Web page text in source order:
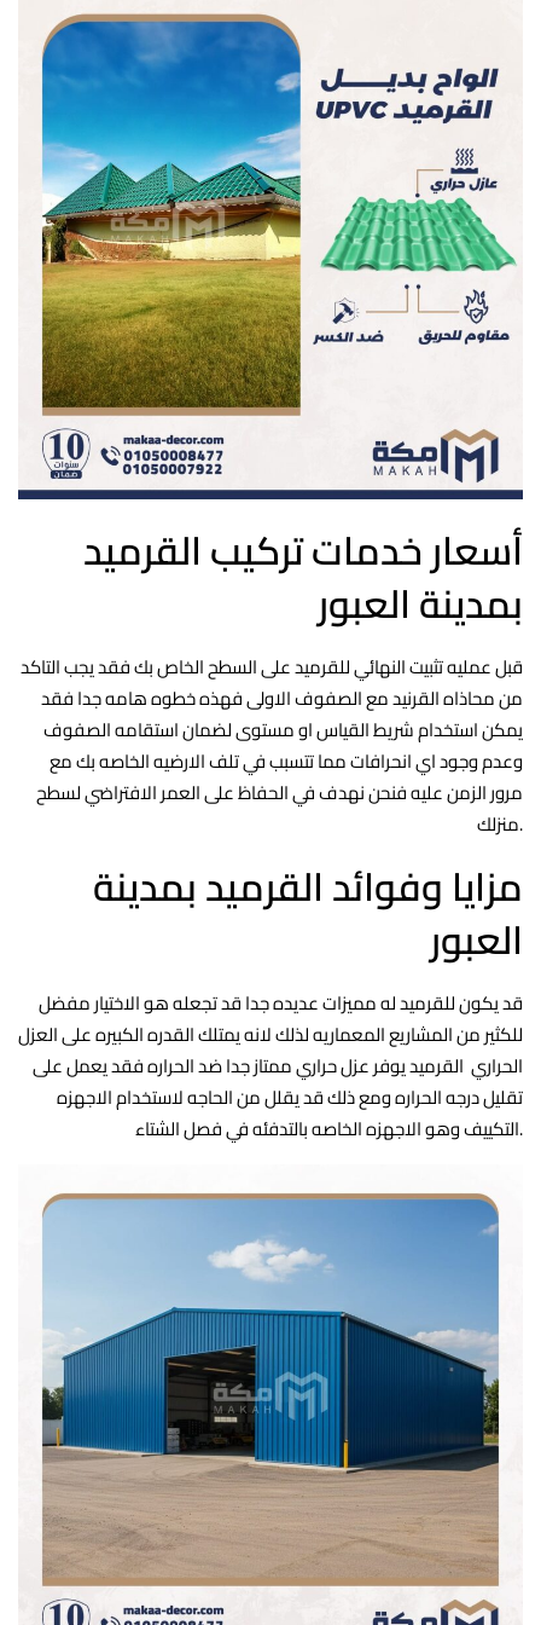
أسعار خدمات تركيب القرميد
بمدينة العبور
قبل عمليه تثبيت النهائي للقرميد على السطح الخاص بك فقد يجب التاكد
من محاذاه القرنيد مع الصفوف الاولى فهذه خطوه هامه جدا فقد
يمكن استخدام شريط القياس او مستوى لضمان استقامه الصفوف
وعدم وجود اي انحرافات مما تتسبب في تلف الارضيه الخاصه بك مع
مرور الزمن عليه فنحن نهدف في الحفاظ على العمر الافتراضي لسطح
منزلك.
مزايا وفوائد القرميد بمدينة
العبور
قد يكون للقرميد له مميزات عديده جدا قد تجعله هو الاختيار مفضل
للكثير من المشاريع المعماريه لذلك لانه يمتلك القدره الكبيره على العزل
الحراري القرميد يوفر عزل حراري ممتاز جدا ضد الحراره فقد يعمل على
تقليل درجه الحراره ومع ذلك قد يقلل من الحاجه لاستخدام الاجهزه
التكييف وهو الاجهزه الخاصه بالتدفئه في فصل الشتاء.